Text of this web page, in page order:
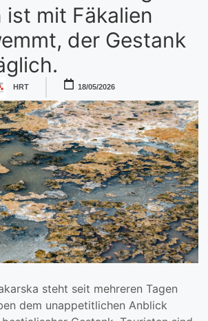
ist mit Fäkalien
der Gestank
HRT 18/05/2026
steht seit mehreren Tagen
dem unappetitlichen Anblick